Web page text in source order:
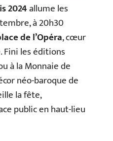
2024allume les
à 20h30
de l’Opéra, cœur
Fini les éditions
à la Monnaie de
néo-baroque de
la fête,
public en haut-lieu